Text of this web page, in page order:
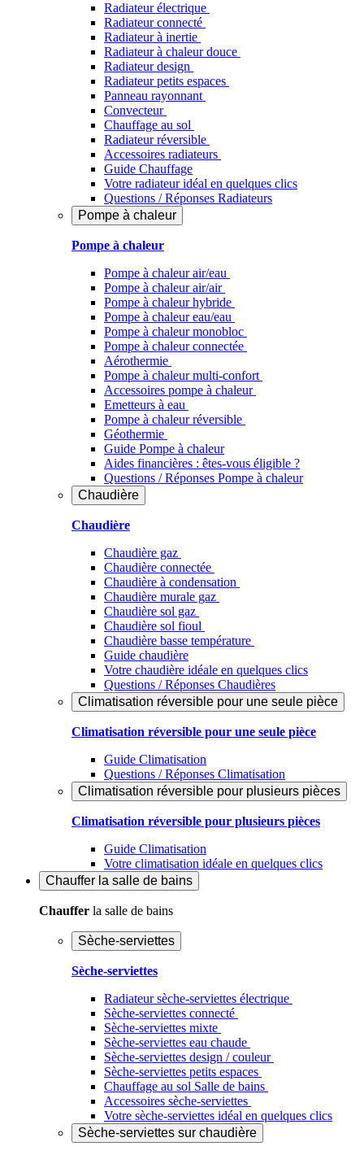
Radiateur électrique
Radiateur connecté
Radiateur à inertie
Radiateur à chaleur douce
Radiateur design
Radiateur petits espaces
Panneau rayonnant
Convecteur
Chauffage au sol
Radiateur réversible
Accessoires radiateurs
Guide Chauffage
Votre radiateur idéal en quelques clics
Questions / Réponses Radiateurs
Pompe à chaleur
Pompe à chaleur
Pompe à chaleur air/eau
Pompe à chaleur air/air
Pompe à chaleur hybride
Pompe à chaleur​ eau/eau
Pompe à chaleur monobloc
Pompe à chaleur connectée
Aérothermie
Pompe à chaleur multi-confort
Accessoires pompe à chaleur
Emetteurs à eau
Pompe à chaleur réversible
Géothermie
Guide Pompe à chaleur
Aides financières : êtes-vous éligible ?
Questions / Réponses Pompe à chaleur
Chaudière
Chaudière
Chaudière gaz
Chaudière connectée
Chaudière à condensation
Chaudière murale gaz
Chaudière sol gaz
Chaudière sol fioul
Chaudière basse température
Guide chaudière
Votre chaudière idéale en quelques clics
Questions / Réponses Chaudières
Climatisation réversible pour une seule pièce
Climatisation réversible pour une seule pièce
Guide Climatisation
Questions / Réponses Climatisation
Climatisation réversible pour plusieurs pièces
Climatisation réversible pour plusieurs pièces
Guide Climatisation
Votre climatisation idéale en quelques clics
Chauffer la salle de bains
Chauffer la salle de bains
Sèche-serviettes
Sèche-serviettes
Radiateur sèche-serviettes électrique
Sèche-serviettes connecté
Sèche-serviettes mixte
Sèche-serviettes eau chaude
Sèche-serviettes design / couleur
Sèche-serviettes petits espaces
Chauffage au sol Salle de bains
Accessoires sèche-serviettes
Votre sèche-serviettes idéal en quelques clics
Sèche-serviettes sur chaudière